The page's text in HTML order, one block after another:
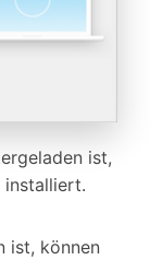
ist,
installiert.
ist, können